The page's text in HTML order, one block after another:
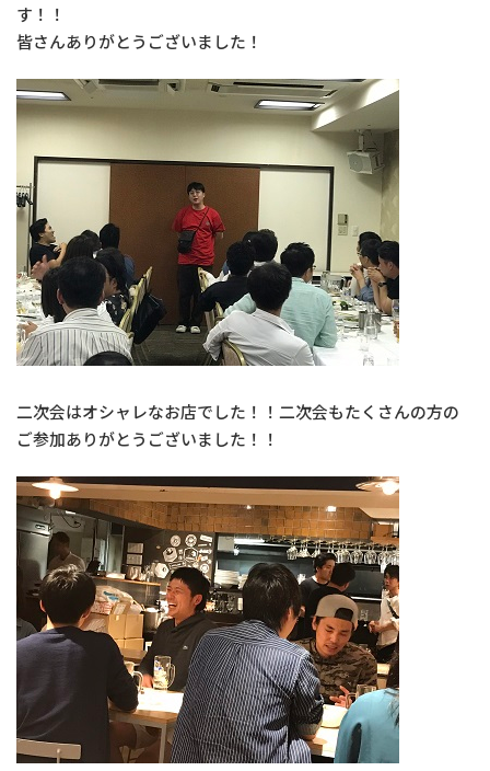
す！！
皆さんありがとうございました！
二次会はオシャレなお店でした！！二次会もたくさんの方の
ご参加ありがとうございました！！